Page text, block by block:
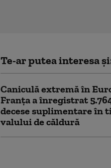
Te-ar putea interesa
Caniculă extremă în
Franța a înregistrat
decese suplimentare în
valului de căldură